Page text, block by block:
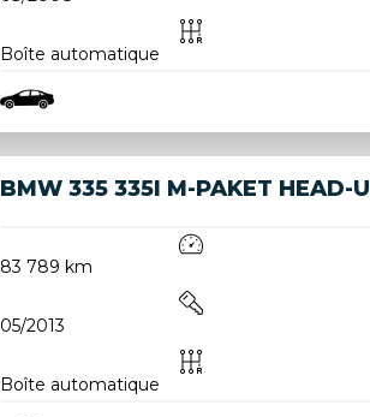
Boîte automatique
BMW 335 335I M-PAKET HEAD-
83 789 km
05/2013
Boîte automatique